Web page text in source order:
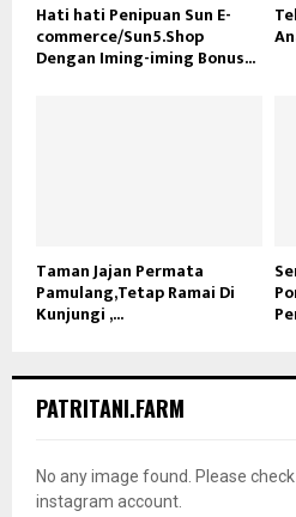
Hati hati Penipuan Sun E-
commerce/Sun5.Shop
Dengan Iming-iming Bonus...
Taman Jajan Permata
Pamulang,Tetap Ramai Di
Kunjungi ,...
PATRITANI.FARM
No any image found. Please
instagram account.